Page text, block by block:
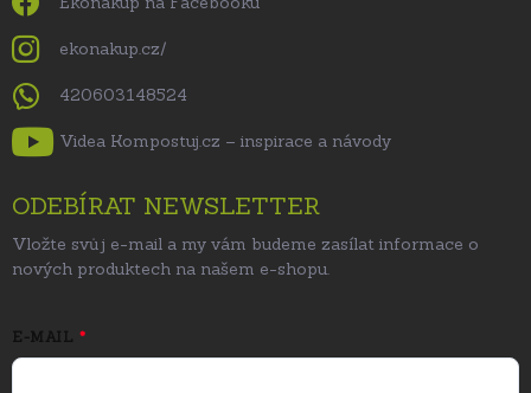
ekonakup.cz/
420603148524
Videa Kompostuj.cz – inspirace a návody
ODEBÍRAT NEWSLETTER
Vložte svůj e-mail a my vám budeme zasílat informace o
nových produktech na našem e-shopu.
E-MAIL